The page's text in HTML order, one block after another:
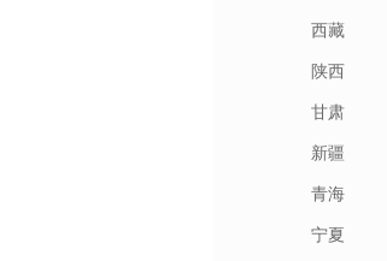
西藏
陕西
甘肃
新疆
青海
宁夏